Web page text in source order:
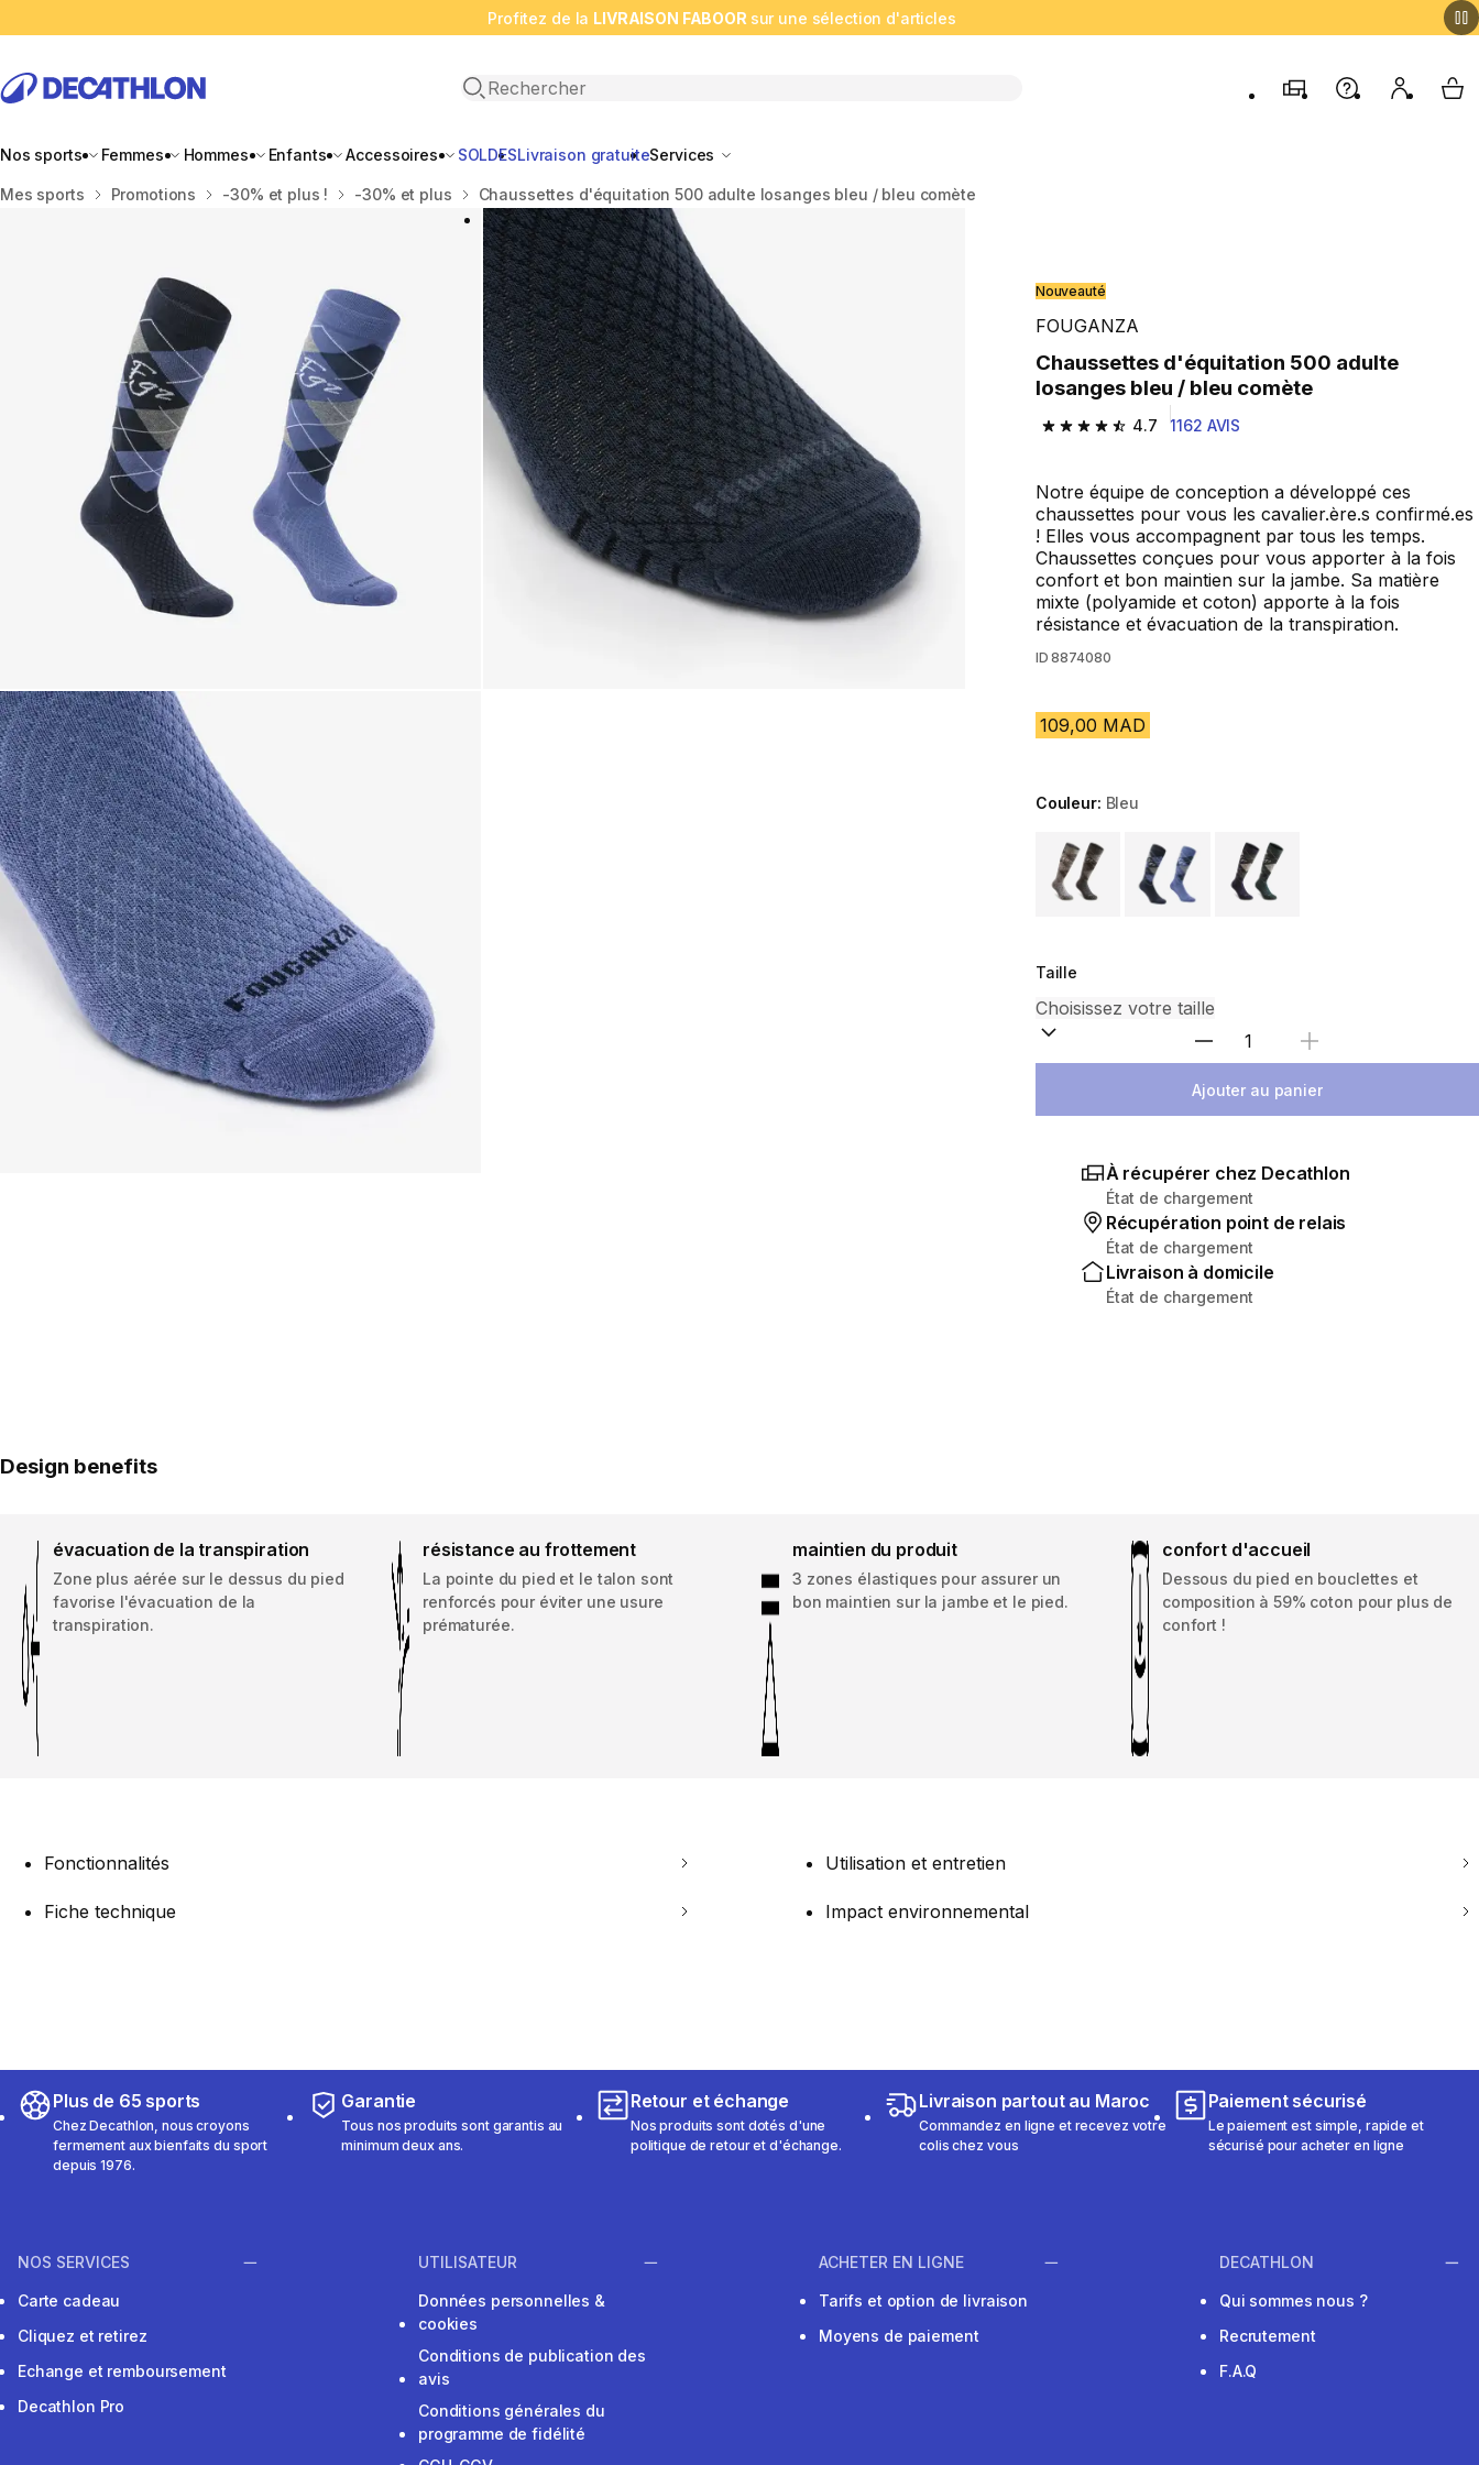
Profitez de la LIVRAISON FABOOR sur une sélection d'articles
Open search
MagasinsAide Mon My
Nos sports Femmes Hommes Enfants Accessoires SOLDESLivraison gratuiteServices
Accueil
Mes sports Promotions -30% et plus ! -30% et plus Chaussettes d'équitation 500 adulte losanges bleu / bleu comète
Nouveauté
FOUGANZA
Chaussettes d'équitation 500 adulte
losanges bleu / bleu comète
4.7
4.7 out of 5 stars from 1162 reviews
1162 AVIS
Notre équipe de conception a développé ces
chaussettes pour vous les cavalier.ère.s confirmé.es
! Elles vous accompagnent par tous les temps.
Chaussettes conçues pour vous apporter à la fois
confort et bon maintien sur la jambe. Sa matière
mixte (polyamide et coton) apporte à la fois
résistance et évacuation de la transpiration.
ID 8874080
109,00 MAD
Couleur: Bleu
Choose a variant
Taille
Sélectionnez la quantité
Ajouter au panier
À récupérer chez Decathlon
État de chargement
Récupération point de relais
État de chargement
Livraison à domicile
État de chargement
Design benefits
évacuation de la transpiration
Zone plus aérée sur le dessus du pied
favorise l'évacuation de la
transpiration.
résistance au frottement
La pointe du pied et le talon sont
renforcés pour éviter une usure
prématurée.
maintien du produit
3 zones élastiques pour assurer un
bon maintien sur la jambe et le pied.
confort d'accueil
Dessous du pied en bouclettes et
composition à 59% coton pour plus de
confort !
Fonctionnalités Utilisation et entretien
Fiche technique Impact environnemental
Plus de 65 sports
Chez Decathlon, nous croyons
fermement aux bienfaits du sport
depuis 1976.
Garantie
Tous nos produits sont garantis au
minimum deux ans.
Retour et échange
Nos produits sont dotés d'une
politique de retour et d'échange.
Livraison partout au Maroc
Commandez en ligne et recevez votre
colis chez vous
Paiement sécurisé
Le paiement est simple, rapide et
sécurisé pour acheter en ligne
NOS SERVICES
Carte cadeau
Cliquez et retirez
Echange et remboursement
Decathlon Pro
UTILISATEUR
Données personnelles &
cookies
Conditions de publication des
avis
Conditions générales du
programme de fidélité
ACHETER EN LIGNE
Tarifs et option de livraison
Moyens de paiement
DECATHLON
Qui sommes nous ?
Recrutement
F.A.Q